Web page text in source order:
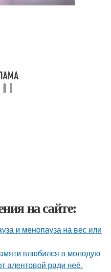
на сайте:
и менопауза на вес или
влюбился в молодую
алентовой ради неё.